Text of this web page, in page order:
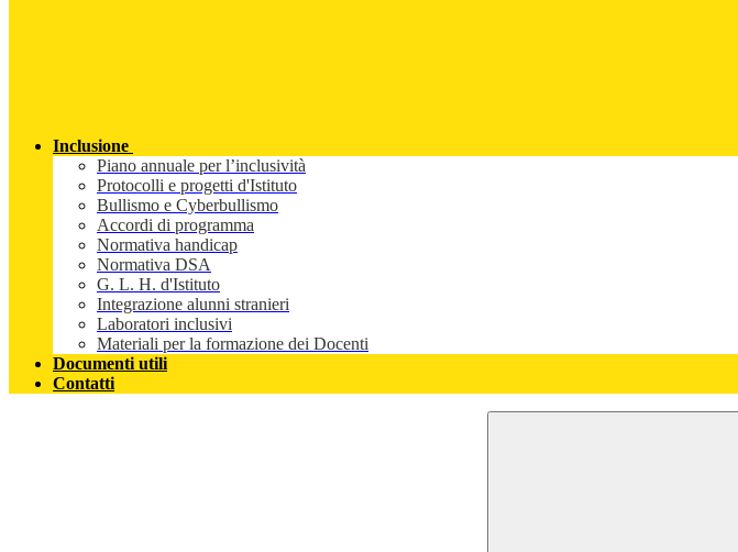
Inclusione
Piano annuale per l’inclusività
Protocolli e progetti d'Istituto
Bullismo e Cyberbullismo
Accordi di programma
Normativa handicap
Normativa DSA
G. L. H. d'Istituto
Integrazione alunni stranieri
Laboratori inclusivi
Materiali per la formazione dei Docenti
Documenti utili
Contatti